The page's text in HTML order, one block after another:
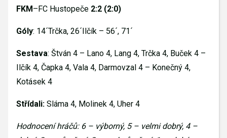
FKM–FC Hustopeče 2:2 (2:0)
Góly: 14´Trčka, 26´Ilčík – 56´, 71´
Sestava: Štván 4 – Lano 4, Lang 4, Trčka 4, Buček 4 –
Ilčík 4, Čapka 4, Vala 4, Darmovzal 4 – Konečný 4,
Kotásek 4
Střídali: Sláma 4, Molinek 4, Uher 4
Hodnocení hráčů: 6 – výborný, 5 – velmi dobrý, 4 –